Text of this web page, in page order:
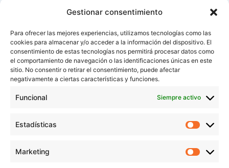
Gestionar consentimiento
Para ofrecer las mejores experiencias, utilizamos tecnologías como las
cookies para almacenar y/o acceder a la información del dispositivo. El
consentimiento de estas tecnologías nos permitirá procesar datos como
el comportamiento de navegación o las identificaciones únicas en este
sitio. No consentir o retirar el consentimiento, puede afectar
negativamente a ciertas características y funciones.
Funcional Siempre activo
Estadísticas
Marketing
reciclados | manualidad fácil para niños
Peces decorativos con materiales